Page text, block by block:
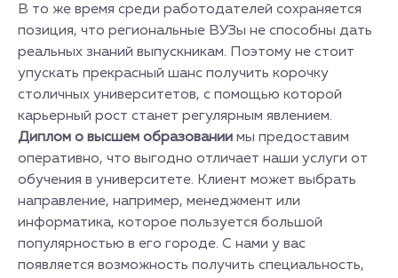
В то же время среди работодателей сохраняется
позиция, что региональные ВУЗы не способны дать
реальных знаний выпускникам. Поэтому не стоит
упускать прекрасный шанс получить корочку
столичных университетов, с помощью которой
карьерный рост станет регулярным явлением.
Диплом о высшем образовании мы предоставим
оперативно, что выгодно отличает наши услуги от
обучения в университете. Клиент может выбрать
направление, например, менеджмент или
информатика, которое пользуется большой
популярностью в его городе. С нами у вас
появляется возможность получить специальность,